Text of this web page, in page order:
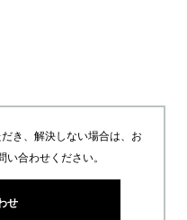
き、解決しない場合は、お
合わせください。
せ